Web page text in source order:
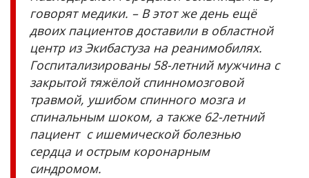
говорят медики. – В этот же день ещё
двоих пациентов доставили в областной
центр из Экибастуза на реанимобилях.
Госпитализированы 58-летний мужчина с
закрытой тяжёлой спинномозговой
травмой, ушибом спинного мозга и
спинальным шоком, а также 62-летний
пациент с ишемической болезнью
сердца и острым коронарным
синдромом.